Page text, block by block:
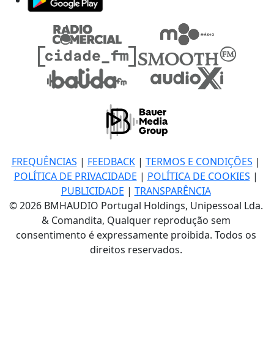
FREQUÊNCIAS | FEEDBACK| TERMOS E CONDIÇÕES |
POLÍTICA DE PRIVACIDADE | POLÍTICA DE COOKIES |
PUBLICIDADE | TRANSPARÊNCIA
© 2026 BMHAUDIO Portugal Holdings, Unipessoal Lda.
& Comandita, Qualquer reprodução sem
consentimento é expressamente proibida. Todos os
direitos reservados.